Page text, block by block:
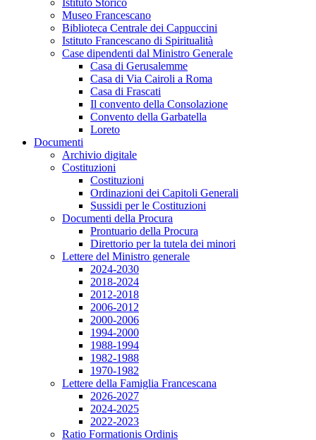
Istituto Storico
Museo Francescano
Biblioteca Centrale dei Cappuccini
Istituto Francescano di Spiritualità
Case dipendenti dal Ministro Generale
Casa di Gerusalemme
Casa di Via Cairoli a Roma
Casa di Frascati
Il convento della Consolazione
Convento della Garbatella
Loreto
Documenti
Archivio digitale
Costituzioni
Costituzioni
Ordinazioni dei Capitoli Generali
Sussidi per le Costituzioni
Documenti della Procura
Prontuario della Procura
Direttorio per la tutela dei minori
Lettere del Ministro generale
2024-2030
2018-2024
2012-2018
2006-2012
2000-2006
1994-2000
1988-1994
1982-1988
1970-1982
Lettere della Famiglia Francescana
2026-2027
2024-2025
2022-2023
Ratio Formationis Ordinis